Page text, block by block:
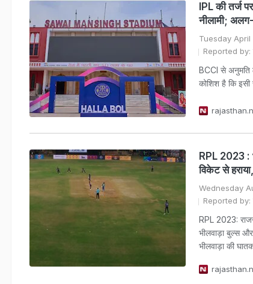
IPL की तर्ज
नीलामी;
Tuesday April
Reported by:
BCCI से अनुमति
कोशिश है कि
RPL 2023 :
विकेट से
Wednesday
Reported by:
RPL 2023:
भीलवाड़ा बुल्स
भीलवाड़ा की